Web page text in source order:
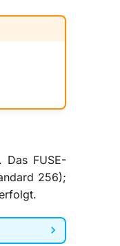
Das FUSE-
256);